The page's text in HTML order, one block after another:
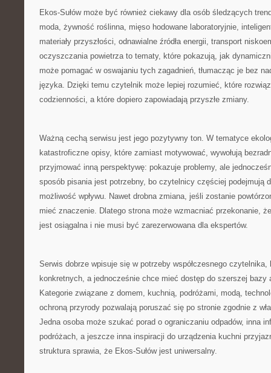
Ekos-Sułów może być również ciekawy dla osób śledzących
moda, żywność roślinna, mięso hodowane laboratoryjnie,
materiały przyszłości, odnawialne źródła energii, transport
oczyszczania powietrza to tematy, które pokazują, jak
może pomagać w oswajaniu tych zagadnień, tłumacząc je bez
języka. Dzięki temu czytelnik może lepiej rozumieć, które
codzienności, a które dopiero zapowiadają przyszłe zmiany.
Ważną cechą serwisu jest jego pozytywny ton. W tematyce
katastroficzne opisy, które zamiast motywować, wywołują
przyjmować inną perspektywę: pokazuje problemy, ale
sposób pisania jest potrzebny, bo czytelnicy częściej podejmują
możliwość wpływu. Nawet drobna zmiana, jeśli zostanie
mieć znaczenie. Dlatego strona może wzmacniać przekonanie,
jest osiągalna i nie musi być zarezerwowana dla ekspertów.
Serwis dobrze wpisuje się w potrzeby współczesnego
konkretnych, a jednocześnie chce mieć dostęp do szerszej bazy
Kategorie związane z domem, kuchnią, podróżami, modą,
ochroną przyrody pozwalają poruszać się po stronie zgodnie z
Jedna osoba może szukać porad o ograniczaniu odpadów, inna
podróżach, a jeszcze inna inspiracji do urządzenia kuchni
struktura sprawia, że Ekos-Sułów jest uniwersalny.